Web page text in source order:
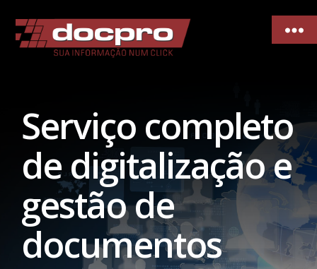
Serviço completo
de digitalização e
gestão de
documentos